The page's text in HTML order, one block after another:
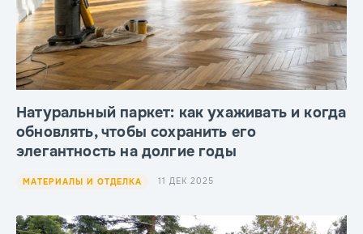
Натуральный паркет: как ухаживать и когда
обновлять, чтобы сохранить его
элегантность на долгие годы
МАТЕРИАЛЫ И ОТДЕЛКА 11 ДЕК 2025